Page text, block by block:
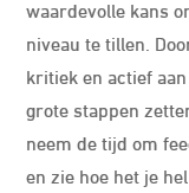
waardevolle kans
niveau te tillen.
kritiek en actief
grote stappen
neem de tijd om
en zie hoe het je